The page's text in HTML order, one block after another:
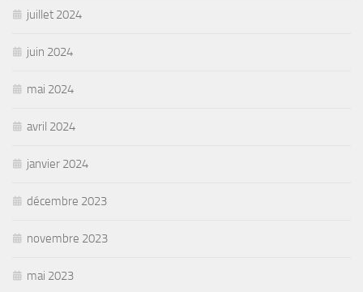
juillet 2024
juin 2024
mai 2024
avril 2024
janvier 2024
décembre 2023
novembre 2023
mai 2023